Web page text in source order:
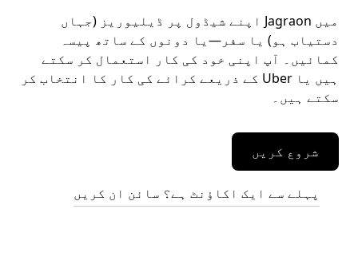
میں Jagraon اپنے شیڈول پر ڈیلیوریز (جہاں
دستیاب ہو) یا سفر—یا دونوں کے ساتھ پیسہ
کمائیں۔ آپ اپنی خود کی کار استعمال کر سکتے
ہیں یا Uber کے ذریعے کرائے کی کار کا انتخاب کر
سکتے ہیں۔
شروع کریں
پہلے سے ایک اکاؤنٹ ہے؟ سائن ان کریں